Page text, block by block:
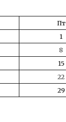
Пт
1
8
15
22
29